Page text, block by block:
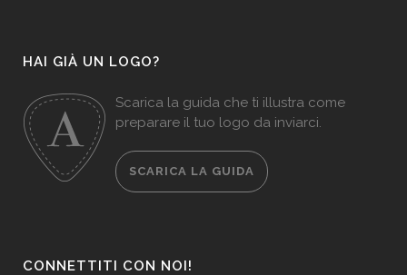
HAI GIÀ UN LOGO?
Scarica la guida che ti illustra come
preparare il tuo logo da inviarci.
SCARICA LA GUIDA
CONNETTITI CON NOI!